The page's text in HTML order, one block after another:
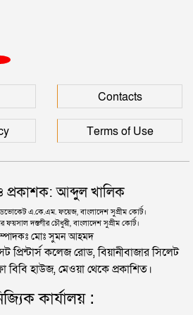
চাপায় বৃদ্ধ নিহত, সড়ক অবরোধ
ভারতের অভ্যন্তরে বিএসএফের গুলিতে
৩ জনের প্রাণহানী, পরিস্থিতি এখনো ভয়াবহ
পৌঁছেছেন প্রধানমন্ত্রী
পথে প্রধানমন্ত্রী
উপপরিচালক ক্ষমতার কেন্দ্রে স্ত্রী!
ত্রিমুখী সংঘর্ষে প্রাণ গেল ২ জনের
প্রাণ গেল সিসিক কর্মীর
স্ত্রীর অনশন: দুধ দিয়ে গোসল করে সম্পর্ক
Contacts
Terms of Use
প্রকাশক: আব্দুল খালিক
এ.কে.এম. ফয়েজ, বাংলাদেশ সুপ্রীম কোর্ট।
ফয়সাল দস্তগীর চৌধুরী, বাংলাদেশ সুপ্রীম কোর্ট।
মোঃ সুমন আহমদ
প্রিন্টার্স কলেজ রোড, বিয়ানীবাজার সিলেট
বিবি হাউজ, মেওয়া থেকে প্রকাশিত।
কার্যালয় :